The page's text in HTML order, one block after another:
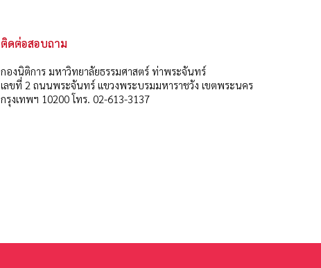
ติดต่อสอบถาม
กองนิติการ มหาวิทยาลัยธรรมศาสตร์ ท่าพระจันทร์
เลขที่ 2 ถนนพระจันทร์ แขวงพระบรมมหาราชวัง เขตพระนคร
กรุงเทพฯ 10200 โทร. 02-613-3137